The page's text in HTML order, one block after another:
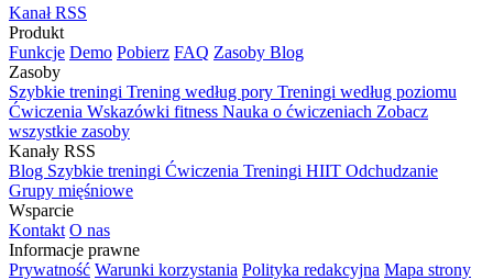
Kanał RSS
Produkt
Funkcje Demo Pobierz FAQ Zasoby Blog
Zasoby
Szybkie treningi Trening według pory Treningi według poziomu
Ćwiczenia Wskazówki fitness Nauka o ćwiczeniach Zobacz
wszystkie zasoby
Kanały RSS
Blog Szybkie treningi Ćwiczenia Treningi HIIT Odchudzanie
Grupy mięśniowe
Wsparcie
Kontakt O nas
Informacje prawne
Prywatność Warunki korzystania Polityka redakcyjna Mapa strony